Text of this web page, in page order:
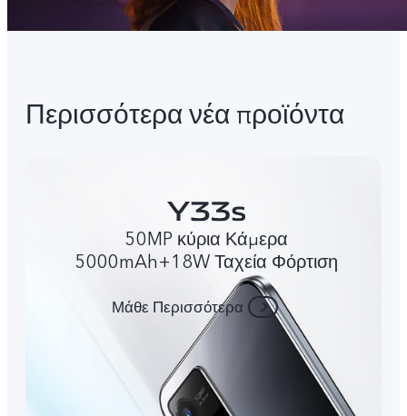
Περισσότερα νέα προϊόντα
50MP κύρια Κάμερα
5000mAh+18W Ταχεία Φόρτιση
Μάθε Περισσότερα